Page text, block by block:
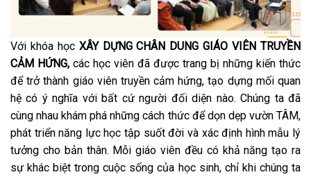
Với khóa họcXÂY DỰNG CHÂN DUNG GIÁO VIÊN TRUYỀN
CẢM HỨNG, các học viên đã được trang bị những kiến thức
để trở thành giáo viên truyền cảm hứng, tạo dựng mối quan
hệ có ý nghĩa với bất cứ người đối diện nào. Chúng ta đã
cùng nhau khám phá những cách thức để dọn dẹp vườn TÂM,
phát triển năng lực học tập suốt đời và xác định hình mẫu lý
tưởng cho bản thân. Mỗi giáo viên đều có khả năng tạo ra
sự khác biệt trong cuộc sống của học sinh, chỉ khi chúng ta